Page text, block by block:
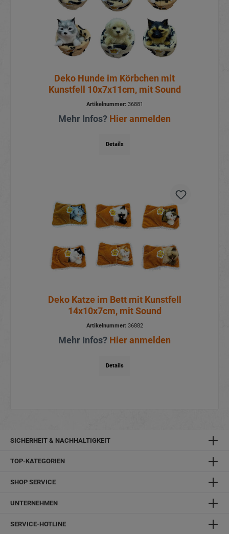
Deko Hunde im Körbchen mit
Kunstfell 10x7x11cm, mit Sound
Artikelnummer:36881
Mehr Infos? Hier anmelden
Details
Deko Katze im Bett mit Kunstfell
14x10x7cm, mit Sound
Artikelnummer:36882
Mehr Infos? Hier anmelden
Details
SICHERHEIT & NACHHALTIGKEIT
TOP-KATEGORIEN
SHOP SERVICE
UNTERNEHMEN
SERVICE-HOTLINE